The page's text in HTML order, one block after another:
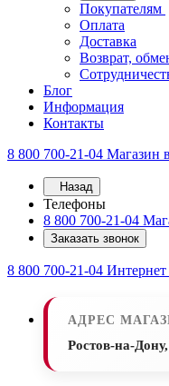
Покупателям
Оплата
Доставка
Возврат,
Блог
Информация
Контакты
8 800 700-21-04 Магазин
Назад
Телефоны
8 800 700-21-04
Заказать звонок
8 800 700-21-04 Интернет
АДРЕС
Ростов-на-